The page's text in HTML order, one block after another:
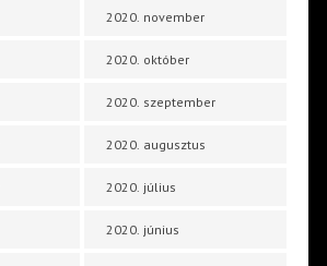
2020. november
2020. október
2020. szeptember
2020. augusztus
2020. július
2020. június